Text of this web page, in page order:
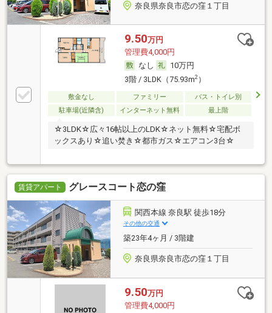
奈良県奈良市恋の窪１丁目
9.50万円
管理費4,000円
なし
10万円
3階 / 3LDK（75.93m2）
敷金なし ファミリー
バス・トイレ別
駐車場(近隣含)
インターネット無料 最上階
☆3LDK☆広々16帖以上のLDK☆ネット無料☆宅配ボ
ックスあり☆追い焚き☆都市ガス☆エアコン3台☆
賃貸アパート グレースコート恋の窪
関西本線 奈良駅 徒歩18分
その他の交通
築23年4ヶ月 / 3階建
奈良県奈良市恋の窪１丁目
9.50万円
管理費4,000円